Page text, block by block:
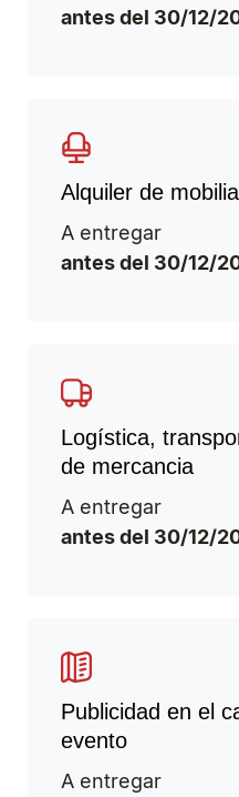
antes del 30/12/
Alquiler de
A entregar
antes del 30/12/
Logística,
de mercancia
A entregar
antes del 30/12/
Publicidad en el
evento
A entregar